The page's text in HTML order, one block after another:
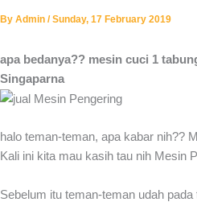
By Admin /Sunday, 17 February 2019
apa bedanya?? mesin cuci 1
Singaparna
halo teman-teman, apa kabar nih??
Kali ini kita mau kasih tau nih Mesin
Sebelum itu teman-teman udah